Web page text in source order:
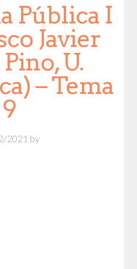
Pública I
Javier
U.
– Tema
9
2021 by